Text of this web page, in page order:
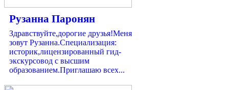
Рузанна Паронян
Здравствуйте,дорогие друзья!Меня
зовут Рузанна.Специализация:
историк,лицензированный гид-
экскурсовод с высшим
образованием.Приглашаю всех...